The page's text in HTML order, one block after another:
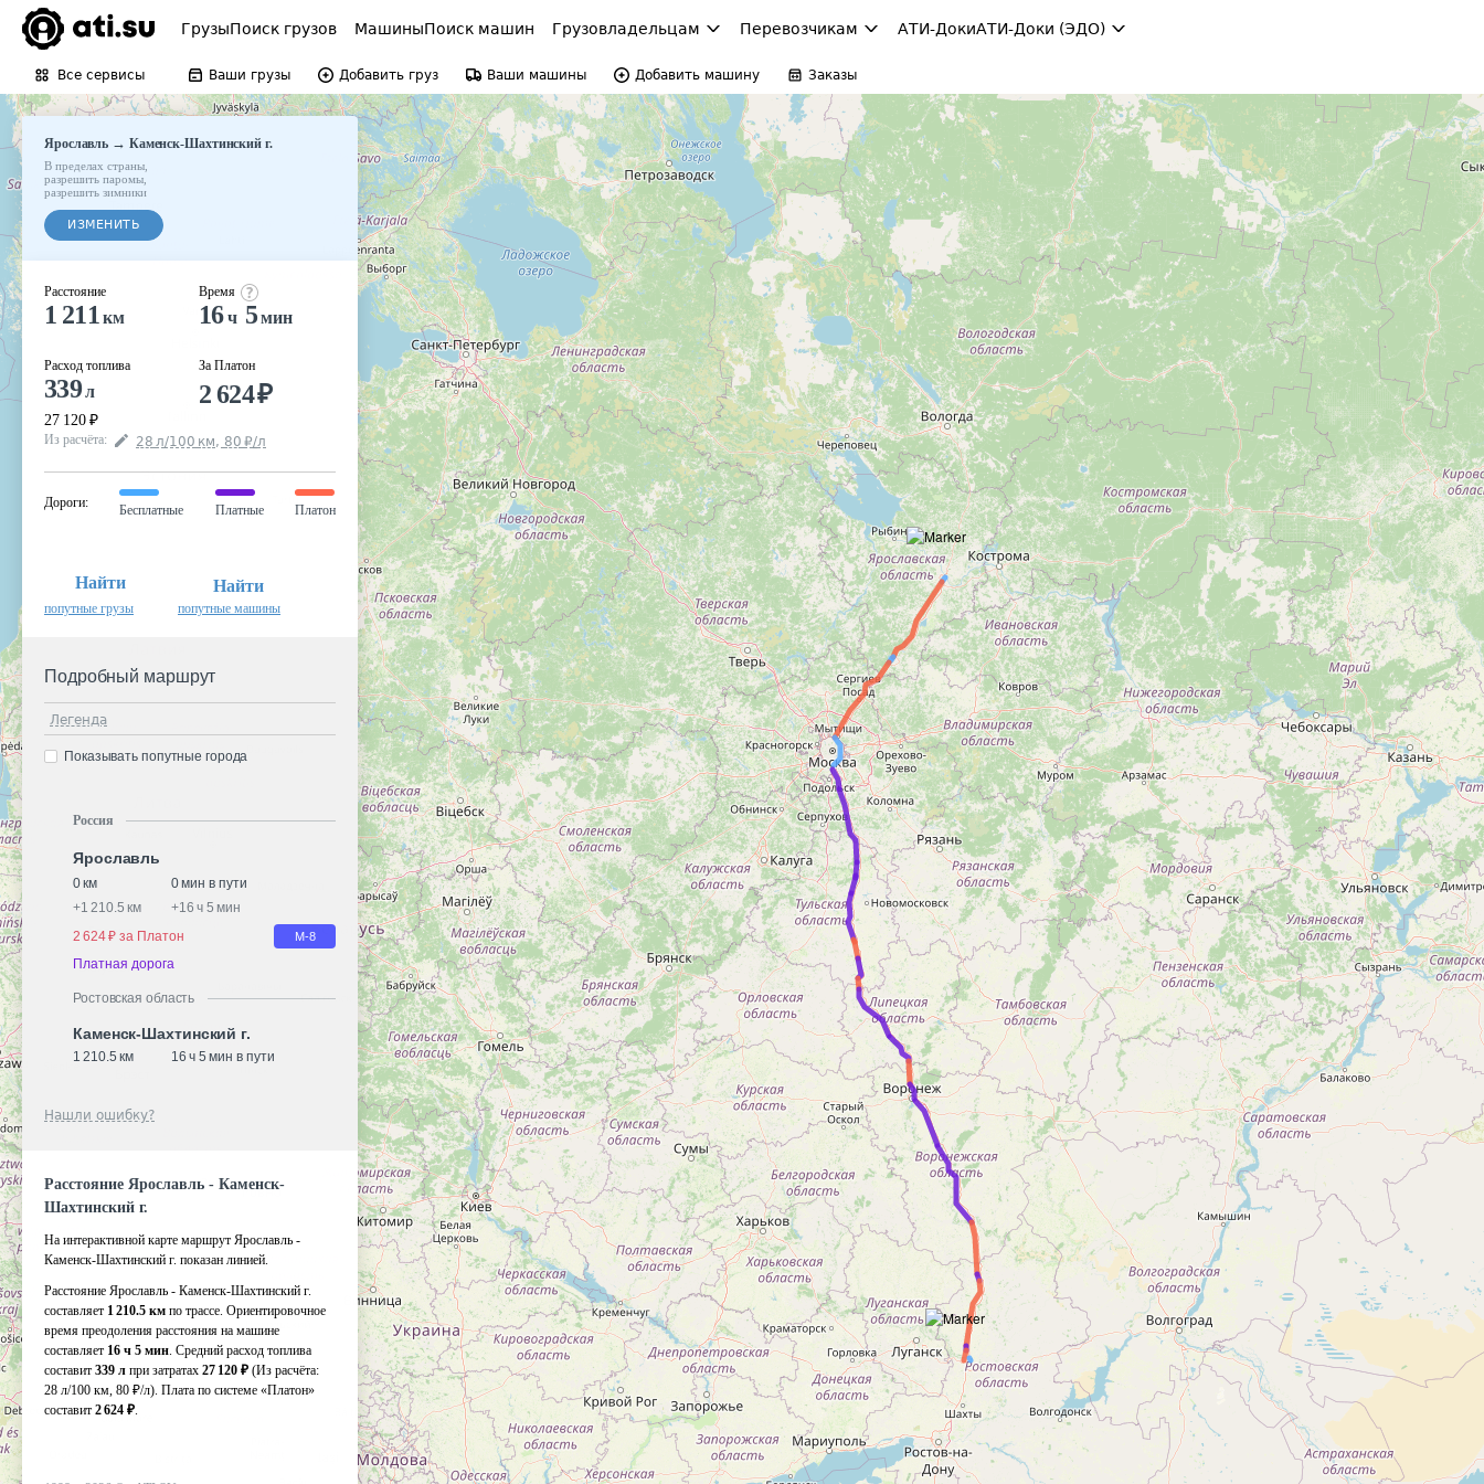
ГрузыПоиск грузов МашиныПоиск машин Грузовладельцам Перевозчикам АТИ-ДокиАТИ-Доки (ЭДО)
Все сервисы Ваши грузы Добавить груз Ваши машины Добавить машину Заказы
Ярославль → Каменск-Шахтинский г.
В пределах страны
разрешить паромы
разрешить зимники
ИЗМЕНИТЬ
Расстояние
1 211 км
Расход топлива
339л
27 120 ₽
Время
16ч 5мин
За Платон
2 624₽
Из расчёта: 28 л/100 км, 80 ₽/л
Дороги:
Бесплатные Платные Платон
Найти
попутные грузы
Найти
попутные машины
Подробный маршрут
Легенда
Показывать попутные города
Россия
Ярославль
0 км
0 мин в пути
+1 210.5 км +16 ч 5 мин
2 624 ₽ за Платон
М-8
Платная дорога
Ростовская область
Каменск-Шахтинский г.
1 210.5 км 16 ч 5 мин в пути
Нашли ошибку?
Расстояние Ярославль - Каменск-
Шахтинский г.
На интерактивной карте маршрут Ярославль -
Каменск-Шахтинский г. показан линией.
Расстояние Ярославль - Каменск-Шахтинский г.
составляет 1 210.5 км по трассе. Ориентировочное
время преодоления расстояния на машине
составляет 16 ч 5 мин. Средний расход топлива
составит 339 л при затратах 27 120 ₽ (Из расчёта:
28 л/100 км, 80 ₽/л). Плата по системе «Платон»
составит 2 624 ₽.